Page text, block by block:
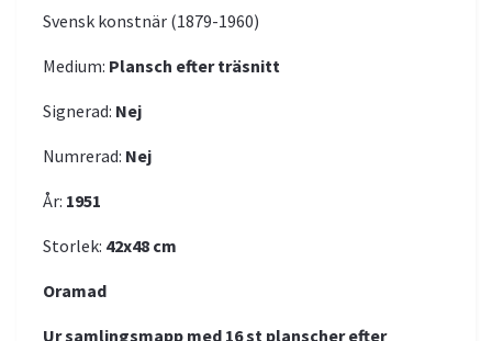
Svensk konstnär (1879-1960)
Medium: Plansch efter träsnitt
Signerad: Nej
Numrerad: Nej
År: 1951
Storlek: 42x48 cm
Oramad
Ur samlingsmapp med 16 st planscher efter